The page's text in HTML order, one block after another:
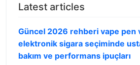
Latest articles
Güncel 2026 rehberi vape pen
elektronik sigara seçiminde
bakım ve performans ipuçları